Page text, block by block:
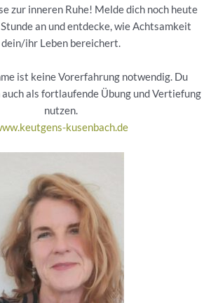
zur inneren Ruhe! Melde dich noch heute
an und entdecke, wie Achtsamkeit
dein/ihr Leben bereichert.
ist keine Vorerfahrung notwendig. Du
als fortlaufende Übung und Vertiefung
nutzen.
kusenbach.de